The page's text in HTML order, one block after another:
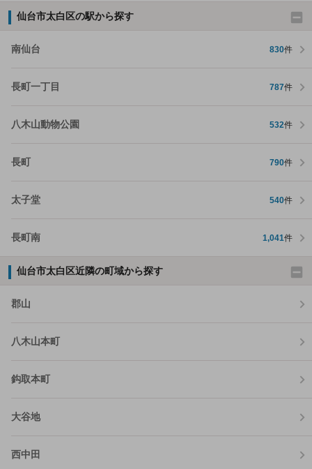
仙台市太白区の駅から探す
南仙台 830件
長町一丁目 787件
八木山動物公園 532件
長町 790件
太子堂 540件
長町南 1,041件
仙台市太白区近隣の町域から探す
郡山
八木山本町
鈎取本町
大谷地
西中田